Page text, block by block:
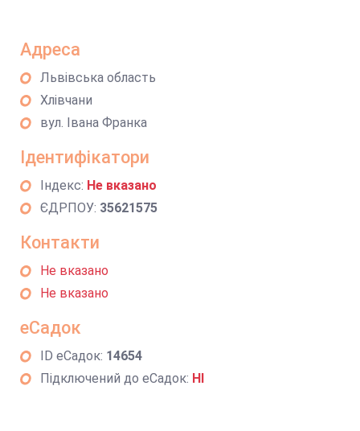
Адреса
Львівська область
Хлівчани
вул. Івана Франка
Ідентифікатори
Індекс: Не вказано
ЄДРПОУ: 35621575
Контакти
Не вказано
Не вказано
еСадок
ID еСадок: 14654
Підключений до еСадок: НІ